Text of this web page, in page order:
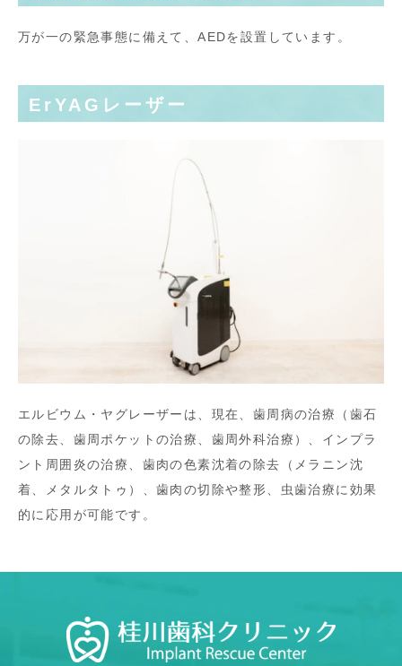
万が一の緊急事態に備えて、AEDを設置しています。
ErYAGレーザー
エルビウム・ヤグレーザーは、現在、歯周病の治療（歯石
の除去、歯周ポケットの治療、歯周外科治療）、インプラ
ント周囲炎の治療、歯肉の色素沈着の除去（メラニン沈
着、メタルタトゥ）、歯肉の切除や整形、虫歯治療に効果
的に応用が可能です。